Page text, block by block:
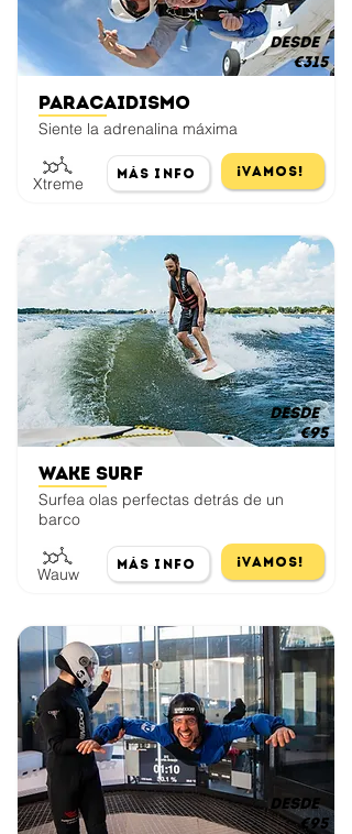
Paracaidismo
Siente la adrenalina máxima
Xtreme
Más Info ¡Vamos!
€315
desde
Wake Surf
Surfea olas perfectas detrás de un
barco
Wauw
Más Info ¡Vamos!
€95
desde
€95
desde